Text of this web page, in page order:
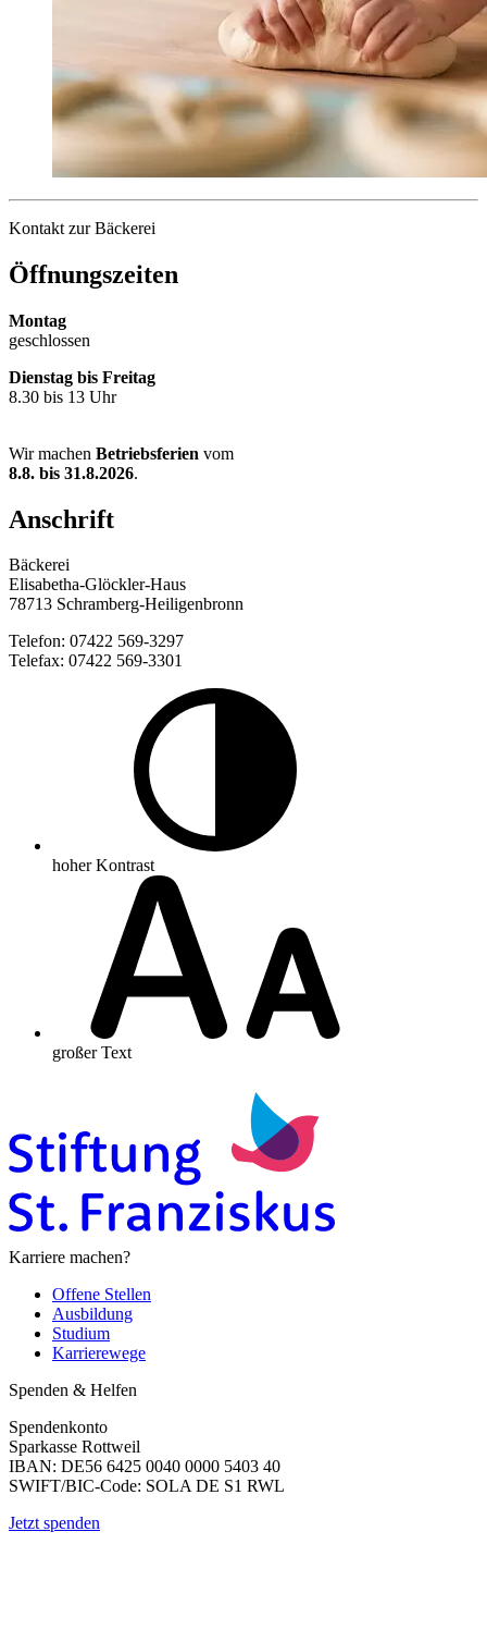
Kontakt zur Bäckerei
Öffnungszeiten
Montag
geschlossen
Dienstag bis Freitag
8.30 bis 13 Uhr
Wir machen Betriebsferien vom
8.8. bis 31.8.2026.
Anschrift
Bäckerei
Elisabetha-Glöckler-Haus
78713 Schramberg-Heiligenbronn
Telefon: 07422 569-3297
Telefax: 07422 569-3301
hoher Kontrast
großer Text
Karriere machen?
Offene Stellen
Ausbildung
Studium
Karrierewege
Spenden & Helfen
Spendenkonto
Sparkasse Rottweil
IBAN: DE56 6425 0040 0000 5403 40
SWIFT/BIC-Code: SOLA DE S1 RWL
Jetzt spenden